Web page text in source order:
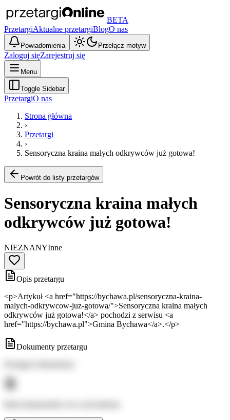
BETA
PrzetargiAktualne przetargiBlogO nas
Powiadomienia Przełącz motyw
Zaloguj sięZarejestruj się
Menu
Toggle Sidebar
PrzetargiO nas
Strona główna
›
Przetargi
›
Sensoryczna kraina małych odkrywców już gotowa!
Powrót do listy przetargów
Sensoryczna kraina małych
odkrywców już gotowa!
NIEZNANYInne
Opis przetargu
<p>Artykuł <a href="https://bychawa.pl/sensoryczna-kraina-
malych-odkrywcow-juz-gotowa/">Sensoryczna kraina małych
odkrywców już gotowa!</a> pochodzi z serwisu <a
href="https://bychawa.pl">Gmina Bychawa</a>.</p>
Dokumenty przetargu